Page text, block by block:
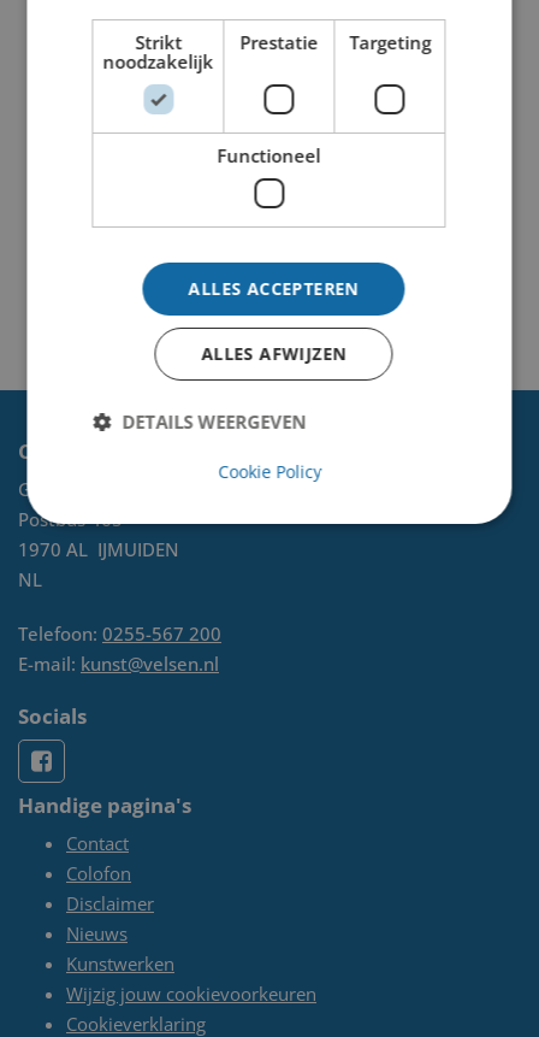
Contact
Gemeente Velsen
Postbus 465
1970 AL IJMUIDEN
NL
Telefoon: 0255-567 200
E-mail: kunst@velsen.nl
Socials
Handige pagina's
Contact
Colofon
Disclaimer
Nieuws
Kunstwerken
Wijzig jouw cookievoorkeuren
Cookieverklaring
Strikt
noodzakelijk
Prestatie Targeting
Functioneel
ALLES ACCEPTEREN
ALLES AFWIJZEN
DETAILS WEERGEVEN
Cookie Policy